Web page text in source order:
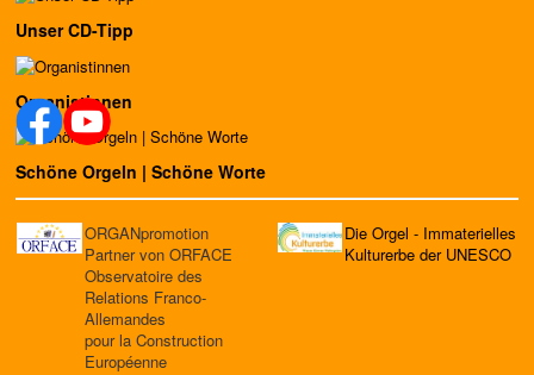
Unser CD-Tipp
Organistinnen
Schöne Orgeln | Schöne Worte
ORGANpromotion
Partner von ORFACE
Observatoire des
Relations Franco-
Allemandes
pour la Construction
Européenne
Die Orgel - Immaterielles
Kulturerbe der UNESCO